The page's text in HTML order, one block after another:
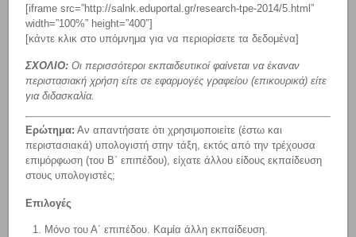
[iframe src=”http://salnk.eduportal.gr/research-tpe-2014/5.html”
width=”100%” height=”400″]
[κάντε κλικ στο υπόμνημα για να περιορίσετε τα δεδομένα]
ΣΧΟΛΙΟ: Οι περισσότεροι εκπαιδευτικοί φαίνεται να έκαναν
περιστασιακή χρήση είτε σε εφαρμογές γραφείου (επικουρικά) είτε
για διδασκαλία.
Ερώτημα: Αν απαντήσατε ότι χρησιμοποιείτε (έστω και
περιστασιακά) υπολογιστή στην τάξη, εκτός από την τρέχουσα
επιμόρφωση (του Β΄ επιπέδου), είχατε άλλου είδους εκπαίδευση
στους υπολογιστές;
Επιλογές
Μόνο του Α΄ επιπέδου. Καμία άλλη εκπαίδευση.